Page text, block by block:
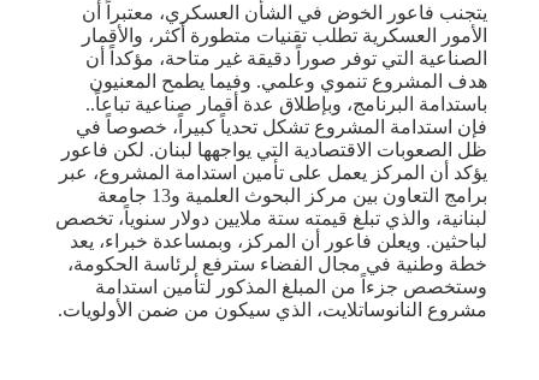
يتجنب فاعور الخوض في الشأن العسكري، معتبراً أن
الأمور العسكرية تطلب تقنيات متطورة أكثر، والأقمار
الصناعية التي توفر صوراً دقيقة غير متاحة، مؤكداً أن
هدف المشروع تنموي وعلمي. وفيما يطمح المعنيون
باستدامة البرنامج، وبإطلاق عدة أقمار صناعية تباعاً..
فإن استدامة المشروع تشكل تحدياً كبيراً، خصوصاً في
ظل الصعوبات الاقتصادية التي يواجهها لبنان. لكن فاعور
يؤكد أن المركز يعمل على تأمين استدامة المشروع، عبر
برامج التعاون بين مركز البحوث العلمية و13 جامعة
لبنانية، والذي تبلغ قيمته ستة ملايين دولار سنوياً، تخصص
لباحثين. ويعلن فاعور أن المركز، وبمساعدة خبراء، يعد
خطة وطنية في مجال الفضاء سترفع لرئاسة الحكومة،
وستخصص جزءاً من المبلغ المذكور لتأمين استدامة
مشروع النانوساتلايت، الذي سيكون من ضمن الأولويات.